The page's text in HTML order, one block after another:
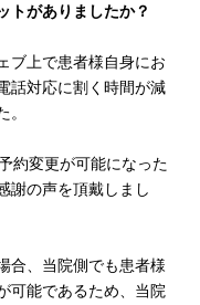
トがありましたか？
ブ上で患者様自身にお
話対応に割く時間が減
。
約変更が可能になった
謝の声を頂戴しまし
合、当院側でも患者様
可能であるため、当院